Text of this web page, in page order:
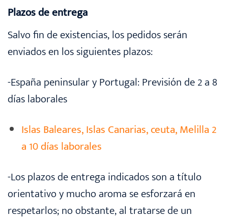
Plazos de entrega
Salvo fin de existencias, los pedidos serán
enviados en los siguientes plazos:
-España peninsular y Portugal: Previsión de 2 a 8
días laborales
Islas Baleares, Islas Canarias, ceuta, Melilla 2
a 10 días laborales
-Los plazos de entrega indicados son a título
orientativo y mucho aroma se esforzará en
respetarlos; no obstante, al tratarse de un